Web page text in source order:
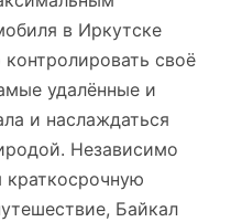
в Иркутске
своё
удалённые и
и наслаждаться
Независимо
краткосрочную
Байкал